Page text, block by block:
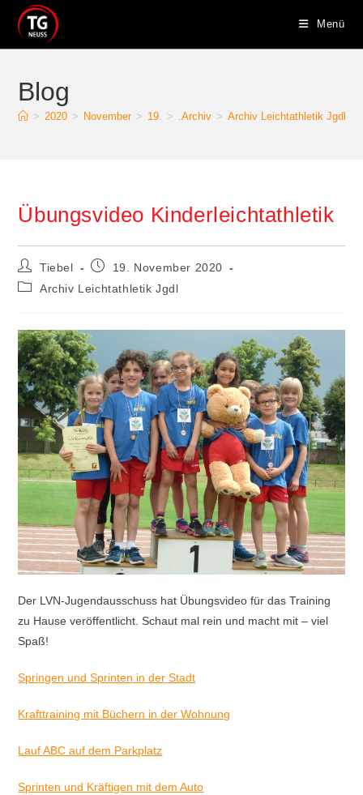
Inhalt
springen
Menü
Blog
> 2020 > November > 19. > .Archiv > Archiv Leichtathletik Jgdl
Übungsvideo Kinderleichtathletik
Beitrags-
Autor:
Tiebel
Beitrag19. November 2020
Beitrags-
Archiv Leichtathletik Jgdl
Der LVN-Jugendausschuss hat Übungsvideo für das Training
zu Hause veröffentlicht. Schaut mal rein und macht mit – viel
Spaß!
Springen und Sprinten in der Stadt
Krafttraining mit Büchern in der Wohnung
Lauf ABC auf dem Parkplatz
Sprinten und Kräftigen mit dem Auto